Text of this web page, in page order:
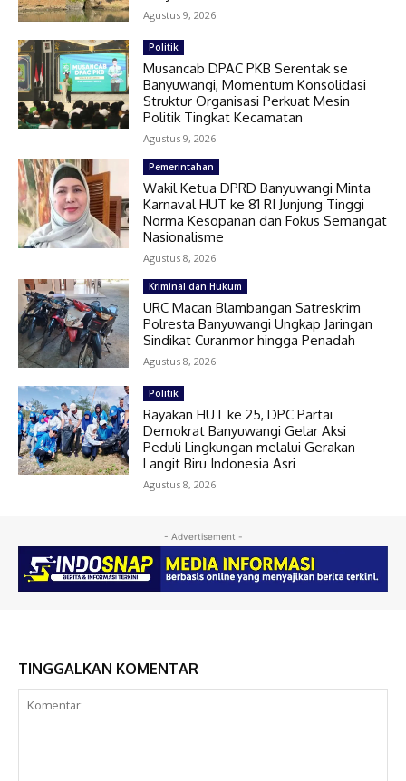
Agustus 9, 2026
Politik
Musancab DPAC PKB Serentak se
Banyuwangi, Momentum Konsolidasi
Struktur Organisasi Perkuat Mesin
Politik Tingkat Kecamatan
Agustus 9, 2026
Pemerintahan
Wakil Ketua DPRD Banyuwangi Minta
Karnaval HUT ke 81 RI Junjung Tinggi
Norma Kesopanan dan Fokus Semangat
Nasionalisme
Agustus 8, 2026
Kriminal dan Hukum
URC Macan Blambangan Satreskrim
Polresta Banyuwangi Ungkap Jaringan
Sindikat Curanmor hingga Penadah
Agustus 8, 2026
Politik
Rayakan HUT ke 25, DPC Partai
Demokrat Banyuwangi Gelar Aksi
Peduli Lingkungan melalui Gerakan
Langit Biru Indonesia Asri
Agustus 8, 2026
- Advertisement -
TINGGALKAN KOMENTAR